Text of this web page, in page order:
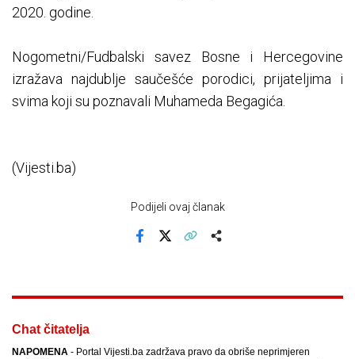
2020. godine.
Nogometni/Fudbalski savez Bosne i Hercegovine
izražava najdublje saučešće porodici, prijateljima i
svima koji su poznavali Muhameda Begagića.
(Vijesti.ba)
Podijeli ovaj članak
Chat čitatelja
NAPOMENA - Portal Vijesti.ba zadržava pravo da obriše neprimjeren